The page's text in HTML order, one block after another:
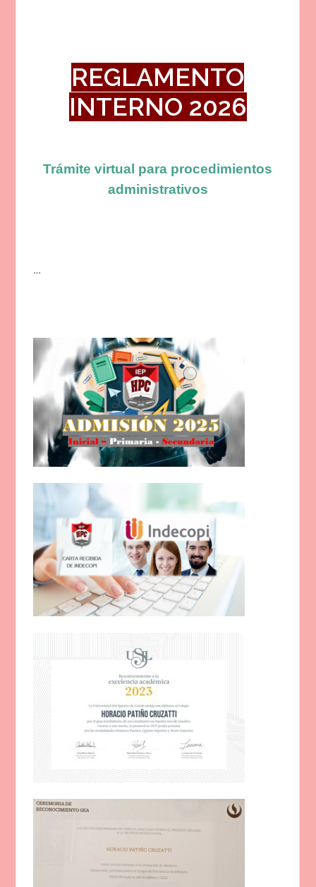
REGLAMENTO
INTERNO 2026
Trámite virtual para procedimientos
administrativos
…